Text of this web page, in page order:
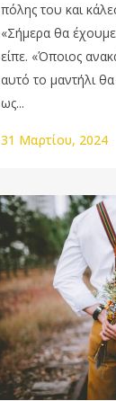
πόλης του και
«Σήμερα θα
είπε. «Όποιος
αυτό το μαντήλι
ως...
31 Μαρτίου, 2024